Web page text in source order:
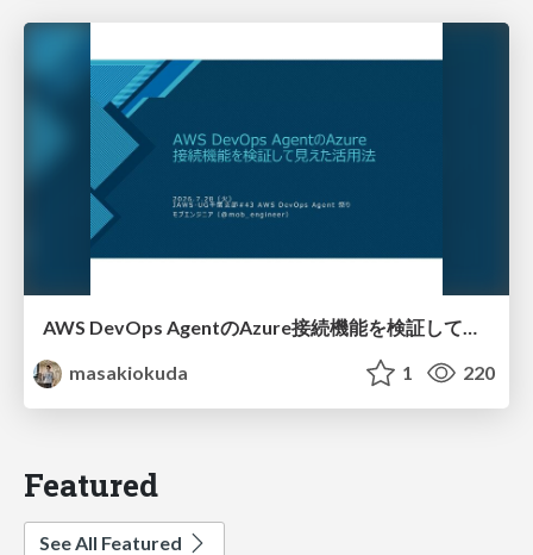
AWS DevOps AgentのAzure接続機能を検証して見えた活用法／Use Cases Verified for the AWS DevOps Agent's Azure Connectivity Feature
masakiokuda
1 220
Featured
See All Featured